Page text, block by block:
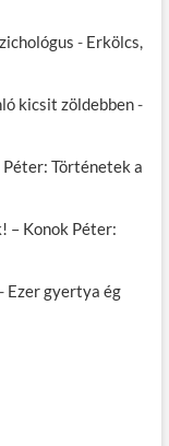
- Erkölcs,
kicsit zöldebben-
Történetek a
– Konok Péter:
Ezer gyertya ég